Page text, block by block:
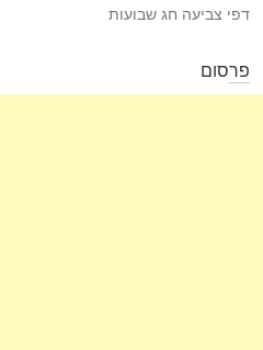
דפי צביעה חג שבועות
פרסום